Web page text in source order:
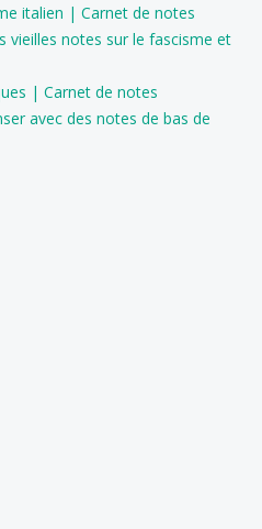
italien | Carnet de notes
vieilles notes sur le fascisme et
| Carnet de notes
avec des notes de bas de